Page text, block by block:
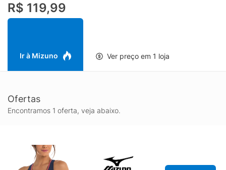
R$ 119,99
Ir à Mizuno Ver preço em 1 loja
Ofertas
Encontramos 1 oferta, veja abaixo.